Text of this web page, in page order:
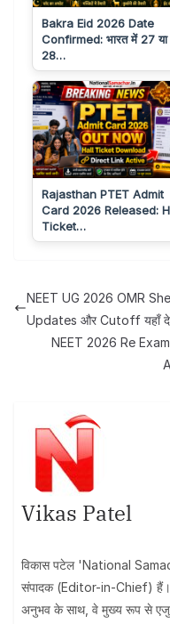
Bakra Eid 2026 Date
Confirmed: भारत में 27 या
28…
Rajasthan PTET Admit
Card 2026 Released:
Ticket…
NEET UG 2026 OMR
Updates और Cutoff यहाँ
NEET 2026 Re
Vikas Patel
विकास पटेल 'National
संपादक (Editor-in-Chief) हैं।
अनुभव के साथ, वे मुख्य रूप से